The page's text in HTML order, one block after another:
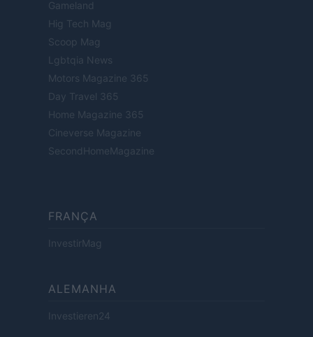
Gameland
Hig Tech Mag
Scoop Mag
Lgbtqia News
Motors Magazine 365
Day Travel 365
Home Magazine 365
Cineverse Magazine
SecondHomeMagazine
FRANÇA
InvestirMag
ALEMANHA
Investieren24